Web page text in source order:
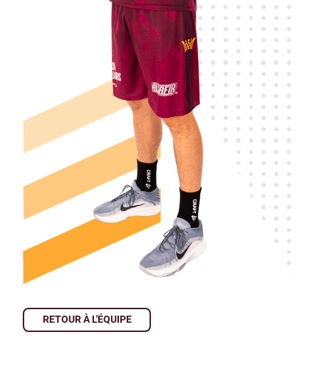
RETOUR À L'ÉQUIPE